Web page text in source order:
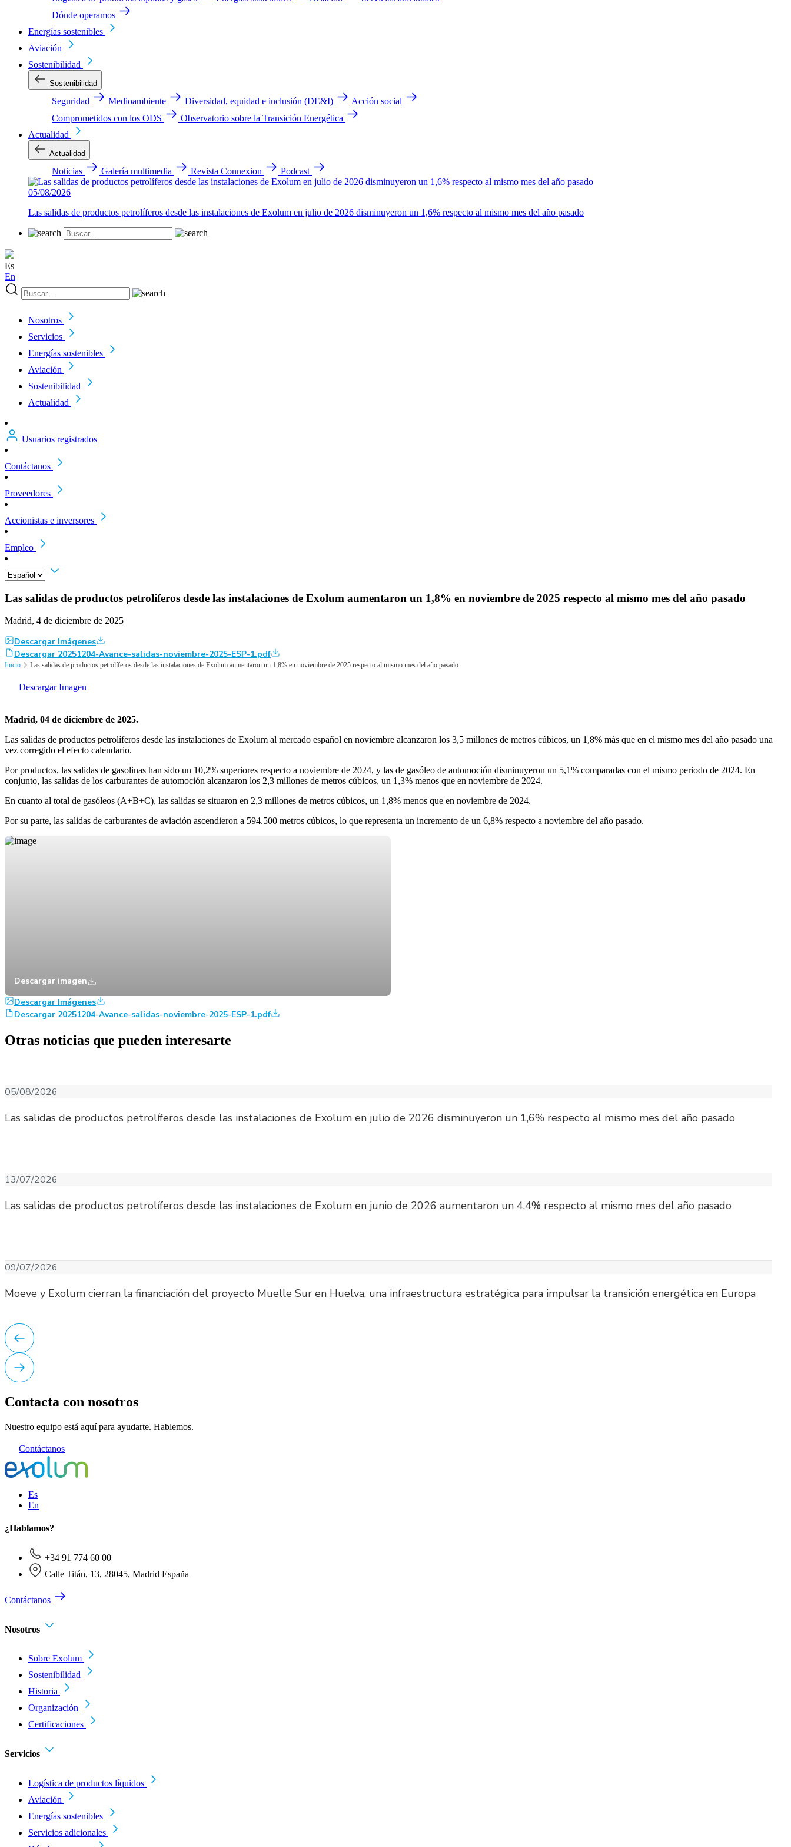
Dónde operamos
Energías sostenibles
Aviación
Sostenibilidad
Sostenibilidad
Seguridad Medioambiente Diversidad, equidad e inclusión (DE&I)
Acción social
Comprometidos con los ODS
Observatorio sobre la Transición Energética
Actualidad
Actualidad
Noticias Galería multimedia Revista Connexion Podcast
05/08/2026
Las salidas de productos petrolíferos desde las instalaciones de Exolum en julio de 2026 disminuyeron un 1,6% respecto al mismo mes del año pasado
Es
En
Nosotros
Servicios
Energías sostenibles
Aviación
Sostenibilidad
Actualidad
Usuarios registrados
Contáctanos
Proveedores
Accionistas e inversores
Empleo
Las salidas de productos petrolíferos desde las instalaciones de Exolum aumentaron un 1,8% en noviembre de 2025 respecto al mismo mes del año pasado
Madrid, 4 de diciembre de 2025
Descargar Imágenes
Descargar 20251204-Avance-salidas-noviembre-2025-ESP-1.pdf
Inicio Las salidas de productos petrolíferos desde las instalaciones de Exolum aumentaron un 1,8% en noviembre de 2025 respecto al mismo mes del año pasado
Descargar Imagen
Madrid, 04 de diciembre de 2025.
Las salidas de productos petrolíferos desde las instalaciones de Exolum al mercado español en noviembre alcanzaron los 3,5 millones de metros cúbicos, un 1,8% más que en el mismo mes del año pasado una
vez corregido el efecto calendario.
Por productos, las salidas de gasolinas han sido un 10,2% superiores respecto a noviembre de 2024, y las de gasóleo de automoción disminuyeron un 5,1% comparadas con el mismo periodo de 2024. En
conjunto, las salidas de los carburantes de automoción alcanzaron los 2,3 millones de metros cúbicos, un 1,3% menos que en noviembre de 2024.
En cuanto al total de gasóleos (A+B+C), las salidas se situaron en 2,3 millones de metros cúbicos, un 1,8% menos que en noviembre de 2024.
Por su parte, las salidas de carburantes de aviación ascendieron a 594.500 metros cúbicos, lo que representa un incremento de un 6,8% respecto a noviembre del año pasado.
Descargar imagen
Descargar Imágenes
Descargar 20251204-Avance-salidas-noviembre-2025-ESP-1.pdf
Otras noticias que pueden interesarte
05/08/2026
Las salidas de productos petrolíferos desde las instalaciones de Exolum en julio de 2026 disminuyeron un 1,6% respecto al mismo mes del año pasado
13/07/2026
Las salidas de productos petrolíferos desde las instalaciones de Exolum en junio de 2026 aumentaron un 4,4% respecto al mismo mes del año pasado
09/07/2026
Moeve y Exolum cierran la financiación del proyecto Muelle Sur en Huelva, una infraestructura estratégica para impulsar la transición energética en Europa
Contacta con nosotros
Nuestro equipo está aquí para ayudarte. Hablemos.
Contáctanos
Es
En
¿Hablamos?
+34 91 774 60 00
Calle Titán, 13, 28045, Madrid España
Contáctanos
Nosotros
Sobre Exolum
Sostenibilidad
Historia
Organización
Certificaciones
Servicios
Logística de productos líquidos
Aviación
Energías sostenibles
Servicios adicionales